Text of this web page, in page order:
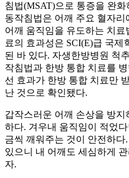
침법(MSAT)으로 통증을 완
동작침법은 어깨 주요 혈자리
어깨 움직임을 유도하는 치료
료의 효과성은 SCI(E)급 국제
된 바 있다. 자생한방병원 척
작침법과 한방 통합 치료를
선 효과가 한방 통합 치료만
난 것으로 확인됐다.
갑작스러운 어깨 손상을 방
하다. 겨우내 움직임이 적었
금씩 깨워주는 것이 안전하
있으니 내 어깨도 세심하게
자.